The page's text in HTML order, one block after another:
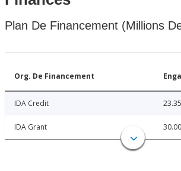
Plan De Financement (Millions
Org. De Financement
IDA Credit 23.35
IDA Grant 30.00